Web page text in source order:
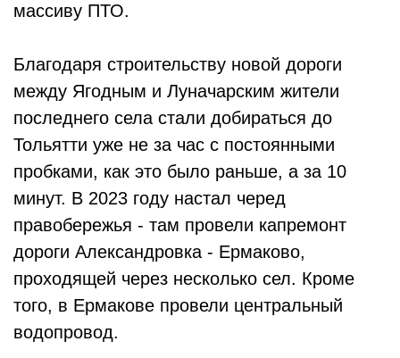
массиву ПТО.
Благодаря строительству новой дороги
между Ягодным и Луначарским жители
последнего села стали добираться до
Тольятти уже не за час с постоянными
пробками, как это было раньше, а за 10
минут. В 2023 году настал черед
правобережья - там провели капремонт
дороги Александровка - Ермаково,
проходящей через несколько сел. Кроме
того, в Ермакове провели центральный
водопровод.